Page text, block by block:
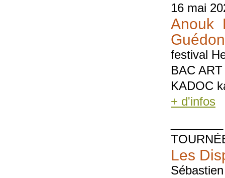
16 mai
Anouk
Guédon
festival
BAC
KADOC
+ d'infos
Les